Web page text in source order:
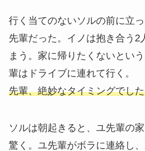
行く当てのないソルの前に立
先輩だった。イノは抱き合う2
まう。家に帰りたくないとい
輩はドライブに連れて行く。
先輩、絶妙なタイミングでし
ソルは朝起きると、ユ先輩の
驚く。ユ先輩がボラに連絡し